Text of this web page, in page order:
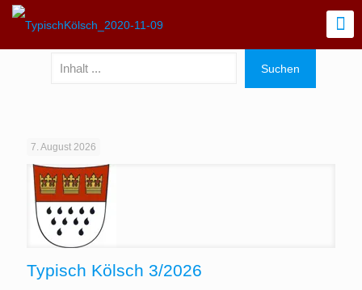
7. August 2026
Typisch Kölsch 3/2026